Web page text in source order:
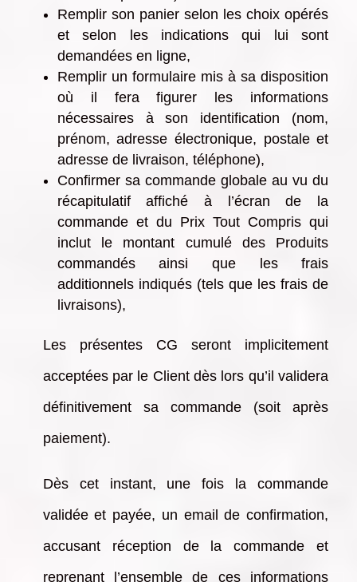
Remplir son panier selon les choix opérés
et selon les indications qui lui sont
demandées en ligne,
Remplir un formulaire mis à sa disposition
où il fera figurer les informations
nécessaires à son identification (nom,
prénom, adresse électronique, postale et
adresse de livraison, téléphone),
Confirmer sa commande globale au vu du
récapitulatif affiché à l’écran de la
commande et du Prix Tout Compris qui
inclut le montant cumulé des Produits
commandés ainsi que les frais
additionnels indiqués (tels que les frais de
livraisons),
Les présentes CG seront implicitement
acceptées par le Client dès lors qu’il validera
définitivement sa commande (soit après
paiement).
Dès cet instant, une fois la commande
validée et payée, un email de confirmation,
accusant réception de la commande et
reprenant l’ensemble de ces informations